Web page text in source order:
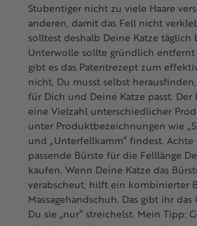
Stubentiger nicht zu viele Haare
anderen, damit das Fell nicht
solltest deshalb Deine Katze täglich
Unterwolle sollte gründlich entfernt
gibt es das Patentrezept zum
nicht, Du musst selbst
für Dich und Deine Katze passt. Der
eine Vielzahl unterschiedlicher
unter Produktbezeichnungen wie
und „Unterfellkamm“ findest. Achte
passende Bürste für die Felllänge
kaufen. Wenn Deine Katze das
verabscheut, hilft ein kombinierter
Massagehandschuh. Das gibt ihr
Du sie „nur“ streichelst. Mein Tipp: